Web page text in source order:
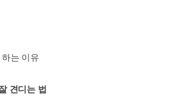
는 이유
견디는 법